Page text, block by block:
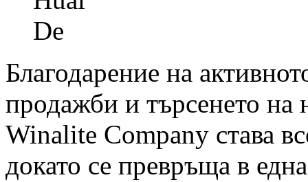
Благодарение на
продажби и търсенето на
Winalite Сomраnу става
докато се превръща в